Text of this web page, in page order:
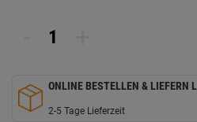
ONLINE BESTELLEN & LIEFERN
2-5 Tage Lieferzeit